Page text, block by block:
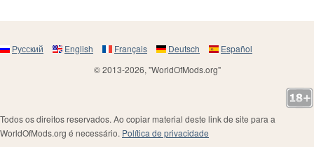
Русский English Français Deutsch
Español
© 2013-2026, "WorldOfMods.org"
Todos os direitos reservados. Ao copiar material deste link de site para a
WorldOfMods.org é necessário. Política de privacidade